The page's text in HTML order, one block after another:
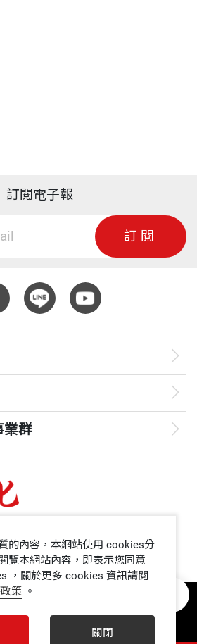
訂閱電子報
訂閱
業群
的內容，本網站使用 cookies分
覽本網站內容，即表示您同意
，關於更多 cookies 資訊請閱
策 。
關閉